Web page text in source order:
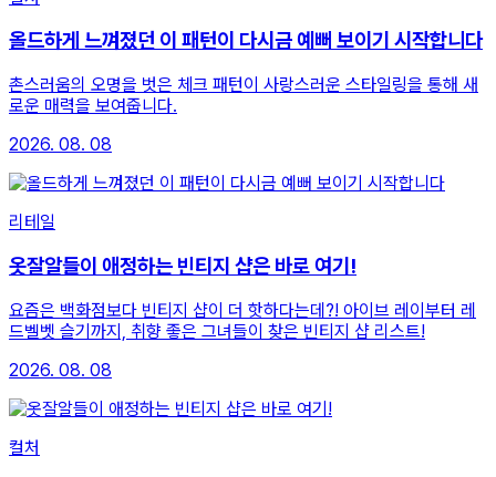
올드하게 느껴졌던 이 패턴이 다시금 예뻐 보이기 시작합니다
촌스러움의 오명을 벗은 체크 패턴이 사랑스러운 스타일링을 통해 새
로운 매력을 보여줍니다.
2026. 08. 08
리테일
옷잘알들이 애정하는 빈티지 샵은 바로 여기!
요즘은 백화점보다 빈티지 샵이 더 핫하다는데?! 아이브 레이부터 레
드벨벳 슬기까지, 취향 좋은 그녀들이 찾은 빈티지 샵 리스트!
2026. 08. 08
컬처